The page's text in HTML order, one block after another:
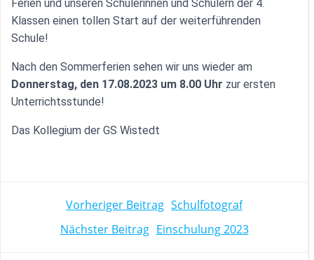
Ferien und unseren Schülerinnen und Schülern der 4.
Klassen einen tollen Start auf der weiterführenden
Schule!
Nach den Sommerferien sehen wir uns wieder am
Donnerstag, den 17.08.2023 um 8.00 Uhr zur ersten
Unterrichtsstunde!
Das Kollegium der GS Wistedt
POST
NAVIGATION
Vorheriger Beitrag Schulfotograf
POST
Nächster Beitrag Einschulung 2023